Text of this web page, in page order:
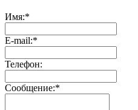
Имя:*
E-mail:*
Телефон:
Сообщение:*